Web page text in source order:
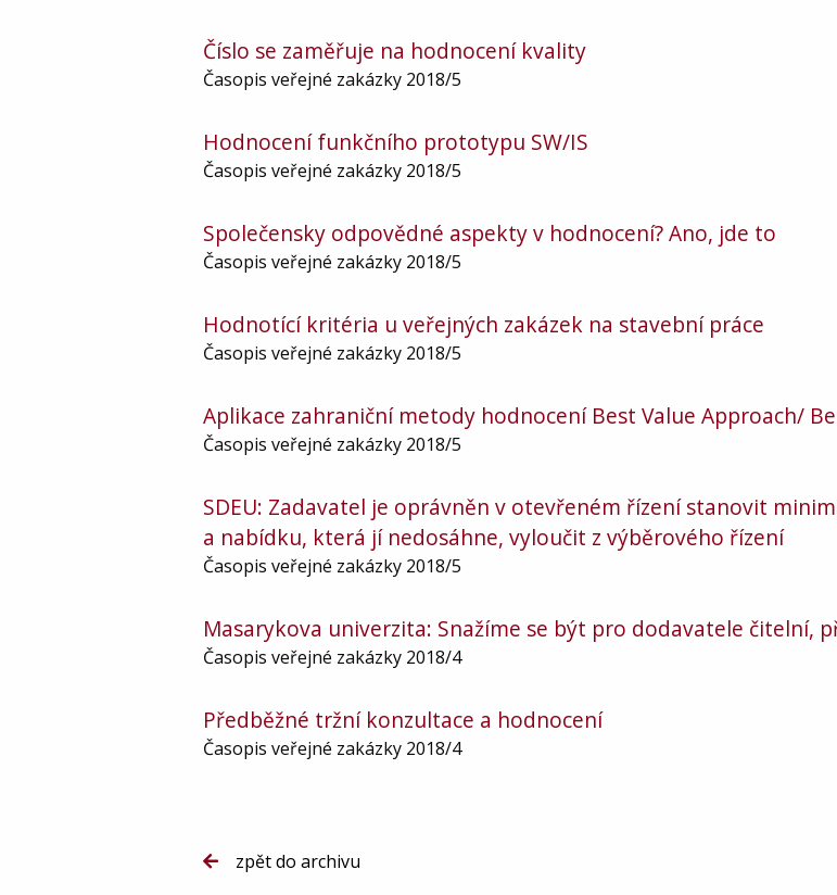
Číslo se zaměřuje na hodnocení kvality
Časopis veřejné zakázky 2018/5
Hodnocení funkčního prototypu SW/IS
Časopis veřejné zakázky 2018/5
Společensky odpovědné aspekty v hodnocení? Ano, jde to
Časopis veřejné zakázky 2018/5
Hodnotící kritéria u veřejných zakázek na stavební práce
Časopis veřejné zakázky 2018/5
Aplikace zahraniční metody hodnocení Best Value Approach/
Časopis veřejné zakázky 2018/5
SDEU: Zadavatel je oprávněn v otevřeném řízení stanovit
a nabídku, která jí nedosáhne, vyloučit z výběrového řízení
Časopis veřejné zakázky 2018/5
Masarykova univerzita: Snažíme se být pro dodavatele čitelní,
Časopis veřejné zakázky 2018/4
Předběžné tržní konzultace a hodnocení
Časopis veřejné zakázky 2018/4
zpět do archivu